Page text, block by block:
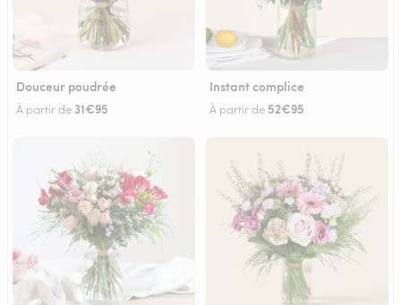
Douceur poudrée
À partir de 31€95
Instant complice
À partir de 52€95